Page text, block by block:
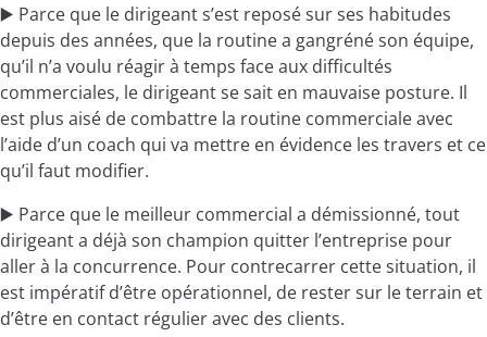
▶️ Parce que le dirigeant s’est reposé sur ses habitudes
depuis des années, que la routine a gangréné son équipe,
qu’il n’a voulu réagir à temps face aux difficultés
commerciales, le dirigeant se sait en mauvaise posture. Il
est plus aisé de combattre la routine commerciale avec
l’aide d’un coach qui va mettre en évidence les travers et ce
qu’il faut modifier.
▶️ Parce que le meilleur commercial a démissionné, tout
dirigeant a déjà son champion quitter l’entreprise pour
aller à la concurrence. Pour contrecarrer cette situation, il
est impératif d’être opérationnel, de rester sur le terrain et
d’être en contact régulier avec des clients.